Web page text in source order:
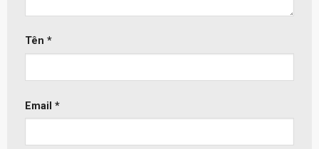
Tên *
Email *